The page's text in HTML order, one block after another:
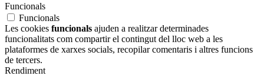
Funcionals
Funcionals
Les cookies funcionals ajuden a realitzar determinades
funcionalitats com compartir el contingut del lloc web a les
plataformes de xarxes socials, recopilar comentaris i altres funcions
de tercers.
Rendiment